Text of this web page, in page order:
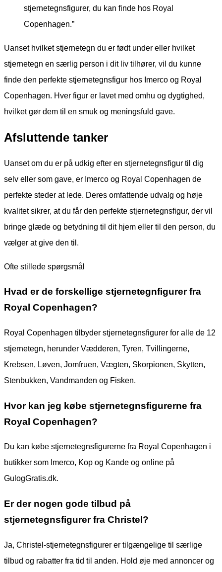
stjernetegnsfigurer, du kan finde hos Royal
Copenhagen.”
Uanset hvilket stjernetegn du er født under eller hvilket
stjernetegn en særlig person i dit liv tilhører, vil du kunne
finde den perfekte stjernetegnsfigur hos Imerco og Royal
Copenhagen. Hver figur er lavet med omhu og dygtighed,
hvilket gør dem til en smuk og meningsfuld gave.
Afsluttende tanker
Uanset om du er på udkig efter en stjernetegnsfigur til dig
selv eller som gave, er Imerco og Royal Copenhagen de
perfekte steder at lede. Deres omfattende udvalg og høje
kvalitet sikrer, at du får den perfekte stjernetegnsfigur, der vil
bringe glæde og betydning til dit hjem eller til den person, du
vælger at give den til.
Ofte stillede spørgsmål
Hvad er de forskellige stjernetegnfigurer fra
Royal Copenhagen?
Royal Copenhagen tilbyder stjernetegnsfigurer for alle de 12
stjernetegn, herunder Vædderen, Tyren, Tvillingerne,
Krebsen, Løven, Jomfruen, Vægten, Skorpionen, Skytten,
Stenbukken, Vandmanden og Fisken.
Hvor kan jeg købe stjernetegnsfigurerne fra
Royal Copenhagen?
Du kan købe stjernetegnsfigurerne fra Royal Copenhagen i
butikker som Imerco, Kop og Kande og online på
GulogGratis.dk.
Er der nogen gode tilbud på
stjernetegnsfigurer fra Christel?
Ja, Christel-stjernetegnsfigurer er tilgængelige til særlige
tilbud og rabatter fra tid til anden. Hold øje med annoncer og